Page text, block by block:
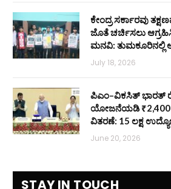
ಕೇಂದ್ರ ಸರ್ಕಾರವು
ಜೊತೆ ಚರ್ಚಿಸಲು
ಮನವಿ: ತುಮಕೂರಿನಲ್ಲಿ
July 18, 2026
ಪಿಎಂ–ವಿಕಸಿತ್ ಭಾರತ್
ಯೋಜನೆಯಡಿ ₹2,400
ವಿತರಣೆ: 15 ಲಕ್ಷ
June 20, 2026
STAY IN TOUCH